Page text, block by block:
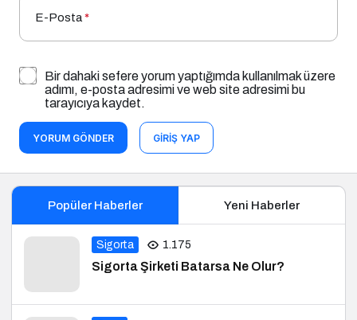
adımı, e-posta adresimi ve web site adresimi bu
tarayıcıya kaydet.
YORUM GÖNDER GIRIŞ YAP
Popüler Haberler Yeni Haberler
Sigorta 1.175
Sigorta Şirketi Batarsa Ne Olur?
Oyun 19.153